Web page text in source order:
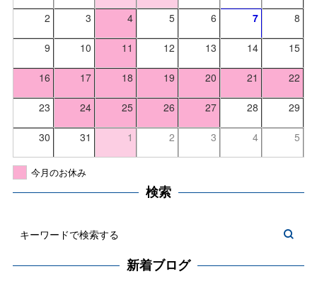
2 3 4 5 6 7 8
9 10 11 12 13 14 15
16 17 18 19 20 21 22
23 24 25 26 27 28 29
30 31 1 2 3 4 5
今月のお休み
検索
新着ブログ